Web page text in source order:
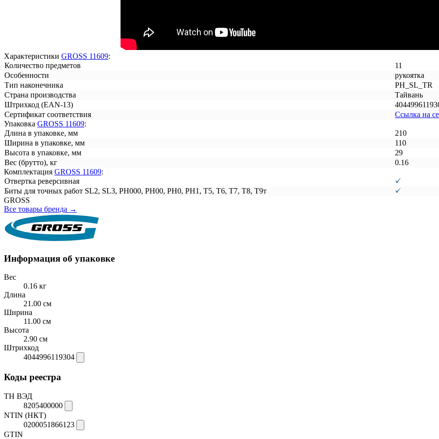
Характеристики GROSS 11609:
Количество предметов
11
Особенности
рукоятка
Тип наконечника
PH_SL_TR
Страна производства
Тайвань
Штрихкод (EAN-13)
Сертификат соответствия
Ссылка на
Упаковка GROSS 11609:
Длина в упаковке, мм
210
Ширина в упаковке, мм
110
Высота в упаковке, мм
29
Вес (брутто), кг
0.16
Комплектация GROSS 11609:
Отвертка реверсивная
Биты для точных работ SL2, SL3, PH000, PH00, PH0, PH1, Т5, T6, T7, T8, T9т
GROSS
Все товары бренда →
Информация об упаковке
Вес
0.16 кг
Длина
21.00 см
Ширина
11.00 см
Высота
2.90 см
Штрихкод
4044996119304
Коды реестра
ТН ВЭД
8205400000
NTIN (НКТ)
0200051866123
GTIN